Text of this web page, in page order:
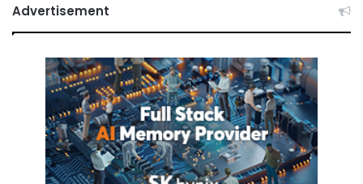
Advertisement